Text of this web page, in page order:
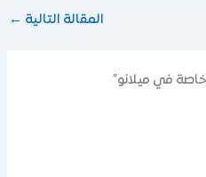
المقالة التالية ←
في ميلانو”